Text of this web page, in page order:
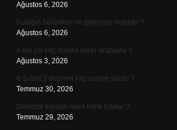
Ağustos 6, 2026
Kulağın bölümleri ve görevleri nelerdir ?
Ağustos 6, 2026
8 km yol kaç dakika sürer arabayla ?
Ağustos 3, 2026
6 Şubat 2 deprem kaç saniye sürdü ?
Temmuz 30, 2026
Denizde kıyıdan nasıl balık tutulur ?
Temmuz 29, 2026